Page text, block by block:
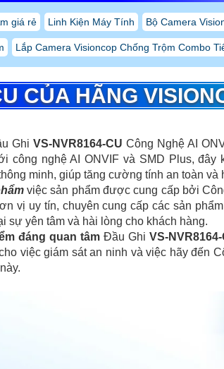
giá rẻ Linh Kiện Máy Tính Bộ Camera
Lắp Camera Visioncop Chống Trộm Combo
CỦA HÃNG
Ghi VS-NVR8164-CU Công Nghệ AI
công nghệ AI ONVIF và SMD Plus, đây
minh, giúp tăng cường tính an toàn và
việc sản phẩm được cung cấp bởi
vị uy tín, chuyên cung cấp các sản
sự yên tâm và hài lòng cho khách hàng.
đáng quan tâm Đầu Ghi VS-NVR8164-
việc giám sát an ninh và việc hãy đến